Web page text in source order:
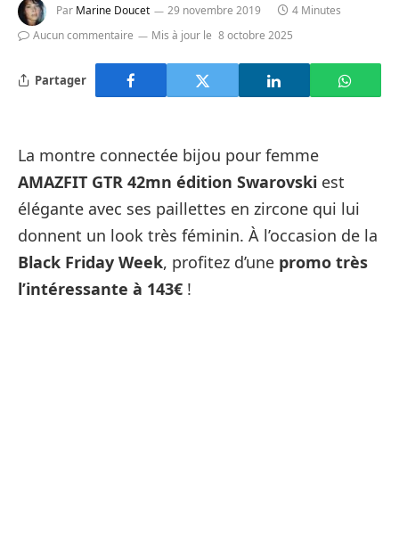
Par Marine Doucet 29 novembre 2019
4 Minutes
Aucun commentaire
Mis à jour le 8 octobre 2025
Partager
La montre connectée bijou pour femme
AMAZFIT GTR 42mn édition Swarovski est
élégante avec ses paillettes en zircone qui lui
donnent un look très féminin. À l’occasion de la
Black Friday Week, profitez d’une promo très
l’intéressante à 143€ !